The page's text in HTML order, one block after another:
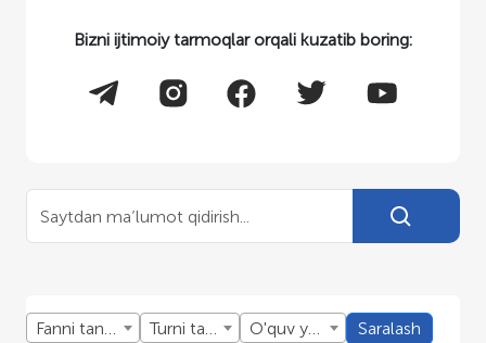
Bizni ijtimoiy tarmoqlar orqali kuzatib boring:
Fanni tanlang Turni tanlang O'quv yillini tanlang Saralash